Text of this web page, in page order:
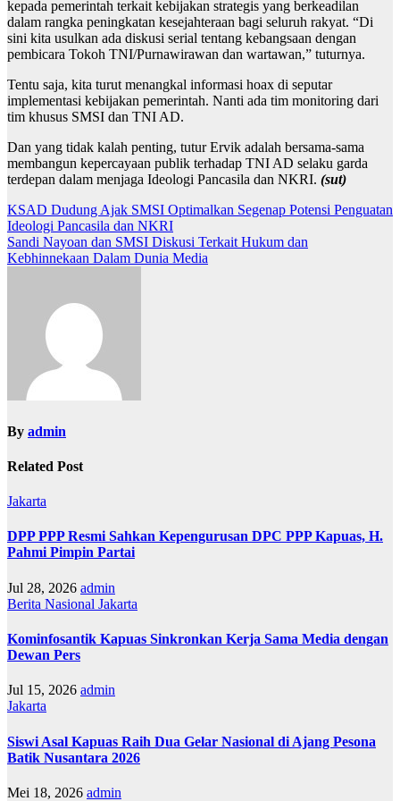
kepada pemerintah terkait kebijakan strategis yang berkeadilan
dalam rangka peningkatan kesejahteraan bagi seluruh rakyat. “Di
sini kita usulkan ada diskusi serial tentang kebangsaan dengan
pembicara Tokoh TNI/Purnawirawan dan wartawan,” tuturnya.
Tentu saja, kita turut menangkal informasi hoax di seputar
implementasi kebijakan pemerintah. Nanti ada tim monitoring dari
tim khusus SMSI dan TNI AD.
Dan yang tidak kalah penting, tutur Ervik adalah bersama-sama
membangun kepercayaan publik terhadap TNI AD selaku garda
terdepan dalam menjaga Ideologi Pancasila dan NKRI. (sut)
Navigasi
pos
KSAD Dudung Ajak SMSI Optimalkan Segenap Potensi Penguatan
Ideologi Pancasila dan NKRI
Sandi Nayoan dan SMSI Diskusi Terkait Hukum dan
Kebhinnekaan Dalam Dunia Media
By admin
Related Post
Jakarta
DPP PPP Resmi Sahkan Kepengurusan DPC PPP Kapuas, H.
Pahmi Pimpin Partai
Jul 28, 2026 admin
Berita Nasional Jakarta
Kominfosantik Kapuas Sinkronkan Kerja Sama Media dengan
Dewan Pers
Jul 15, 2026 admin
Jakarta
Siswi Asal Kapuas Raih Dua Gelar Nasional di Ajang Pesona
Batik Nusantara 2026
Mei 18, 2026 admin